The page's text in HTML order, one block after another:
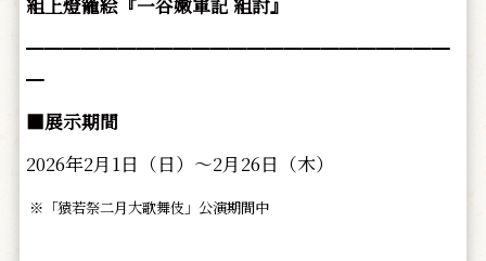
組上燈籠絵『一谷嫩軍記 組討』
━━━━━━━━━━━━━━━━━━━━━━━
━
■展示期間
2026年2月1日（日）～2月26日（木）
※「猿若祭二月大歌舞伎」公演期間中